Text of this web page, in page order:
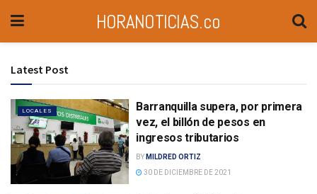
HORANOTICIAS.co
Latest Post
LOCALES
Barranquilla supera, por primera
vez, el billón de pesos en
ingresos tributarios
BY MILDRED ORTIZ
30 DE DICIEMBRE DE 2021